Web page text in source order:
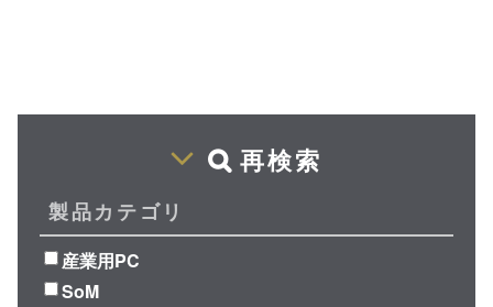
再検索
製品カテゴリ
産業用PC
SoM